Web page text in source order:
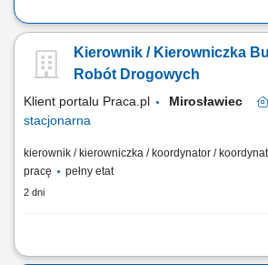
Twoje obowiązki Przeprowadzanie załadunku i
(silos/cysterna) Utrzymanie pojazdu wewnątrz i
Kierownik / Kierowniczka
Robót Drogowych
Klient portalu Praca.pl Mirosławiec
stacjonarna
kierownik / kierowniczka / koordynator /
pracę
pełny etat
2 dni
Prowadzenie i kompleksowy nadzór nad